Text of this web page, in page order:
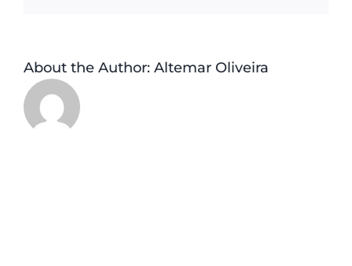
About the Author: Altemar Oliveira